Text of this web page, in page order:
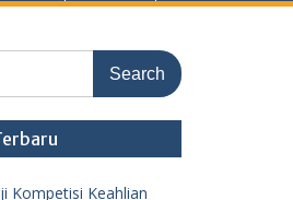
Kompetisi Keahlian